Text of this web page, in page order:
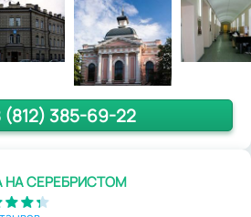
(812) 385-69-22
НА СЕРЕБРИСТОМ